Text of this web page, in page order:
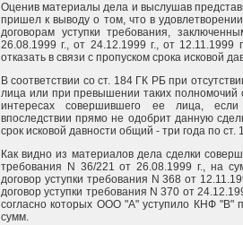
Оценив материалы дела и выслушав
пришел к выводу о том, что в
договорам уступки требования,
26.08.1999 г., от 24.12.1999 г., от
отказать в связи с пропуском срока исковой
В соответствии со ст. 184 ГК РБ при
лица или при превышении таких полномочий
интересах совершившего ее лица,
впоследствии прямо не одобрит данную
срок исковой давности общий - три года по ст.
Как видно из материалов дела сделки
требования N 36/221 от 26.08.1999 г., на
договор уступки требования N 368 от
договор уступки требования N 370 от
согласно которых ООО "А" уступило КНФ "В"
сумм.